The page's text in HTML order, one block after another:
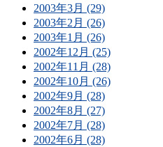
2003年3月 (29)
2003年2月 (26)
2003年1月 (26)
2002年12月 (25)
2002年11月 (28)
2002年10月 (26)
2002年9月 (28)
2002年8月 (27)
2002年7月 (28)
2002年6月 (28)